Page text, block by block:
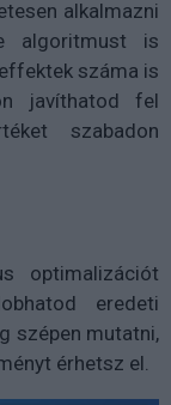
alkalmazni
algoritmust is
száma is
javíthatod fel
szabadon
optimalizációt
eredeti
szépen mutatni,
érhetsz el.